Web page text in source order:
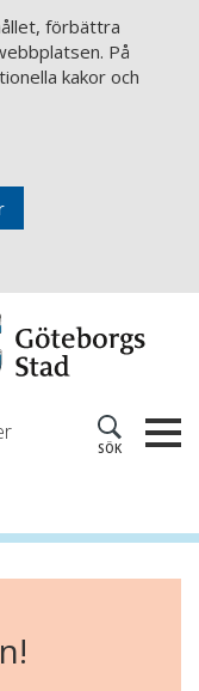
förbättra
På
kakor och
SÖK